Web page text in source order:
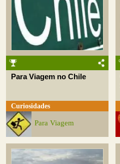
Para Viagem no Chile
Curiosidades
Para Viagem